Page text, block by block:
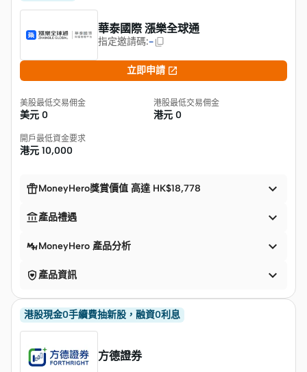
華泰國際 漲樂全球通
指定邀請碼:-
立即申請 
美股最低交易佣金
美元 0
港股最低交易佣金
港元 0
開戶最低資金要求
港元 10,000
MoneyHero獎賞價值 高達 HK$18,778 
產品禮遇 
MoneyHero 產品分析 
 產品資訊 
港股現金0手續費抽新股，融資0利息
方德證券